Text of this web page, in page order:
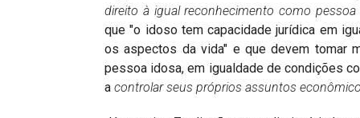
direito à igual reconhecimento como pessoa
que "o idoso tem capacidade jurídica em
os aspectos da vida" e que devem tomar
pessoa idosa, em igualdade de condições
a controlar seus próprios assuntos